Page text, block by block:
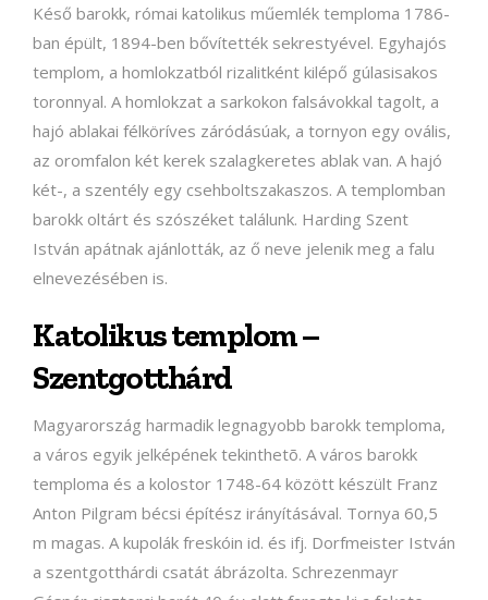
Késő barokk, római katolikus műemlék temploma 1786-
ban épült, 1894-ben bővítették sekrestyével. Egyhajós
templom, a homlokzatból rizalitként kilépő gúlasisakos
toronnyal. A homlokzat a sarkokon falsávokkal tagolt, a
hajó ablakai félköríves záródásúak, a tornyon egy ovális,
az oromfalon két kerek szalagkeretes ablak van. A hajó
két-, a szentély egy csehboltszakaszos. A templomban
barokk oltárt és szószéket találunk. Harding Szent
István apátnak ajánlották, az ő neve jelenik meg a falu
elnevezésében is.
Katolikus templom –
Szentgotthárd
Magyarország harmadik legnagyobb barokk temploma,
a város egyik jelképének tekinthetõ. A város barokk
temploma és a kolostor 1748-64 között készült Franz
Anton Pilgram bécsi építész irányításával. Tornya 60,5
m magas. A kupolák freskóin id. és ifj. Dorfmeister István
a szentgotthárdi csatát ábrázolta. Schrezenmayr